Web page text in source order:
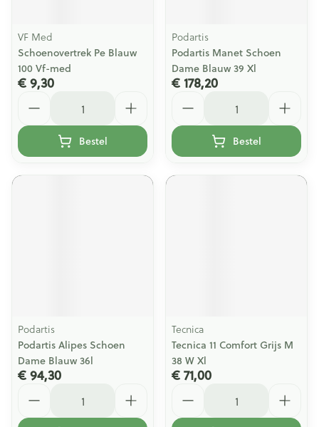
VF Med
Schoenovertrek Pe Blauw
100 Vf-med
€ 9,30
Bestel
Podartis
Podartis Manet Schoen
Dame Blauw 39 Xl
€ 178,20
Bestel
Podartis
Podartis Alipes Schoen
Dame Blauw 36l
€ 94,30
Tecnica
Tecnica 11 Comfort Grijs M
38 W Xl
€ 71,00